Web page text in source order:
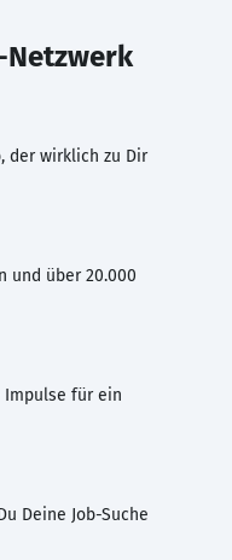
Netzwerk
der wirklich zu Dir
und über 20.000
Impulse für ein
Deine Job-Suche